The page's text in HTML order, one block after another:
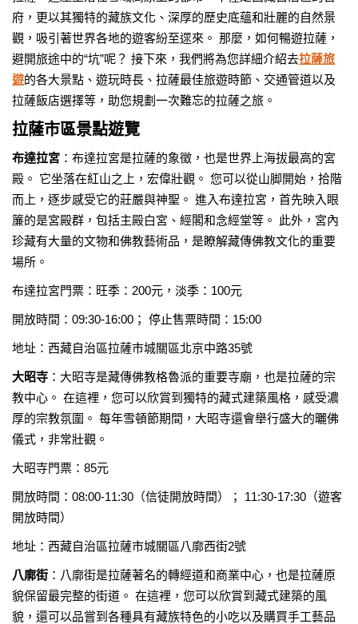
府，更以其獨特的藏族文化、深厚的歷史底蘊和壯麗的自然景
觀，吸引著世界各地的遊客紛至遝來。 那麼，如何暢遊拉薩，
避開旅途中的“坑”呢？ 接下來，我們將為您詳細介紹去拉薩旅
遊的各大景點、遊玩時長、拉薩最佳旅遊時節、交通管道以及
拉薩飯店選擇等，助您規劃一次難忘的拉薩之旅。
拉薩市區景點遊覽
布達拉宮 ：布達拉宮是拉薩的象徵，也是世界上海拔最高的宮
殿。 它坐落在紅山之上，宏偉壯觀。 您可以從山脚開始，拾階
而上，逐步感受它的莊嚴與神聖。 進入布達拉宮，首先映入眼
簾的是宮殿群，包括主殿白宮、經閣和念經堂等。 此外，宮內
珍藏有大量的文物和佛教藝術品，是瞭解藏傳佛教文化的重要
場所。
布達拉宮門票：旺季：200元，淡季：100元
開放時間：09:30-16:00； 停止售票時間：15:00
地址：西藏自治區拉薩市城關區北京中路35號
大昭寺 ：大昭寺是藏傳佛教格魯派的重要寺廟，也是拉薩的宗
教中心。 在這裡，您可以欣賞到獨特的藏式建築風格，感受濃
厚的宗教氛圍。 每年雪頓節期間，大昭寺還會舉行盛大的曬佛
儀式，非常壯觀。
大昭寺門票：85元
開放時間：08:00-11:30（信徒開放時間）； 11:30-17:30（遊客
開放時間）
地址：西藏自治區拉薩市城關區八廓西街2號
八廓街 ：八廓街是拉薩著名的轉經道和商業中心，也是拉薩原
貌保留最完整的街道。 在這裡，您可以欣賞到藏式建築的風
貌，還可以品嘗到各種具有藏族特色的小吃以及購買手工藝品